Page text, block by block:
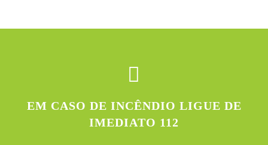
EM CASO DE INCÊNDIO LIGUE DE
IMEDIATO 112